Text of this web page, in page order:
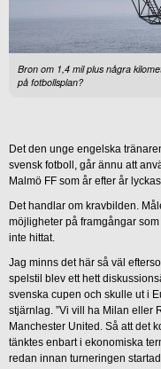
Bron om 1,4 mil plus några
på fotbollsplan?
Det den unge engelska
svensk fotboll, går ännu att
Malmö FF som år efter år
Det handlar om kravbilden.
möjligheter på framgångar
inte hittat.
Jag minns det här så väl
spelstil blev ett hett
svenska cupen och skulle ut i
stjärnlag. ”Vi vill ha Milan eller
Manchester United. Så att det
tänktes enbart i ekonomiska
redan innan turneringen